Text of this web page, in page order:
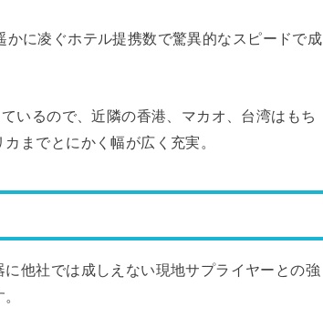
に凌ぐホテル提携数で驚異的なスピードで成
いるので、近隣の香港、マカオ、台湾はもち
までとにかく幅が広く充実。
他社では成しえない現地サプライヤーとの強